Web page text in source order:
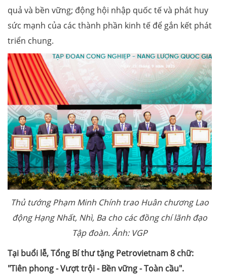
quả và bền vững; động hội nhập quốc tế và phát huy
sức mạnh của các thành phần kinh tế để gắn kết phát
triển chung.
Thủ tướng Phạm Minh Chính trao Huân chương Lao
động Hạng Nhất, Nhì, Ba cho các đồng chí lãnh đạo
Tập đoàn. Ảnh: VGP
Tại buổi lễ, Tổng Bí thư tặng Petrovietnam 8 chữ:
"Tiên phong - Vượt trội - Bền vững - Toàn cầu".